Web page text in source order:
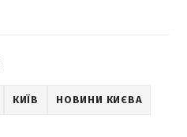
КИЇВ НОВИНИ КИЄВА